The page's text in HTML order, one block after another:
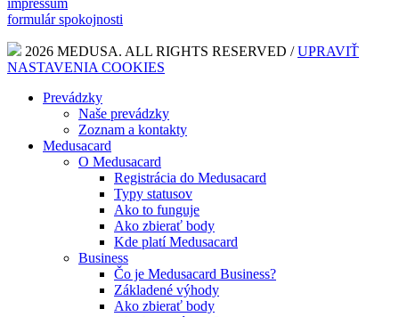
impressum
formulár spokojnosti
2026 MEDUSA. ALL RIGHTS RESERVED /UPRAVIŤ
NASTAVENIA COOKIES
Prevádzky
Naše prevádzky
Zoznam a kontakty
Medusacard
O Medusacard
Registrácia do Medusacard
Typy statusov
Ako to funguje
Ako zbierať body
Kde platí Medusacard
Business
Čo je Medusacard Business?
Základené výhody
Ako zbierať body